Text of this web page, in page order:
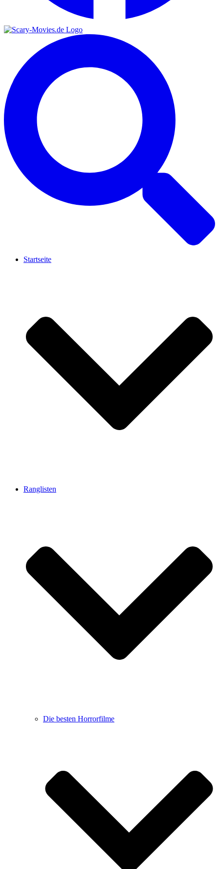
Startseite
Ranglisten
Die besten Horrorfilme